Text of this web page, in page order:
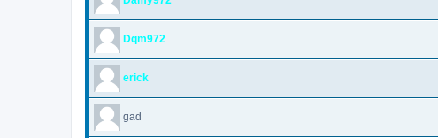
Dqm972
erick
gad